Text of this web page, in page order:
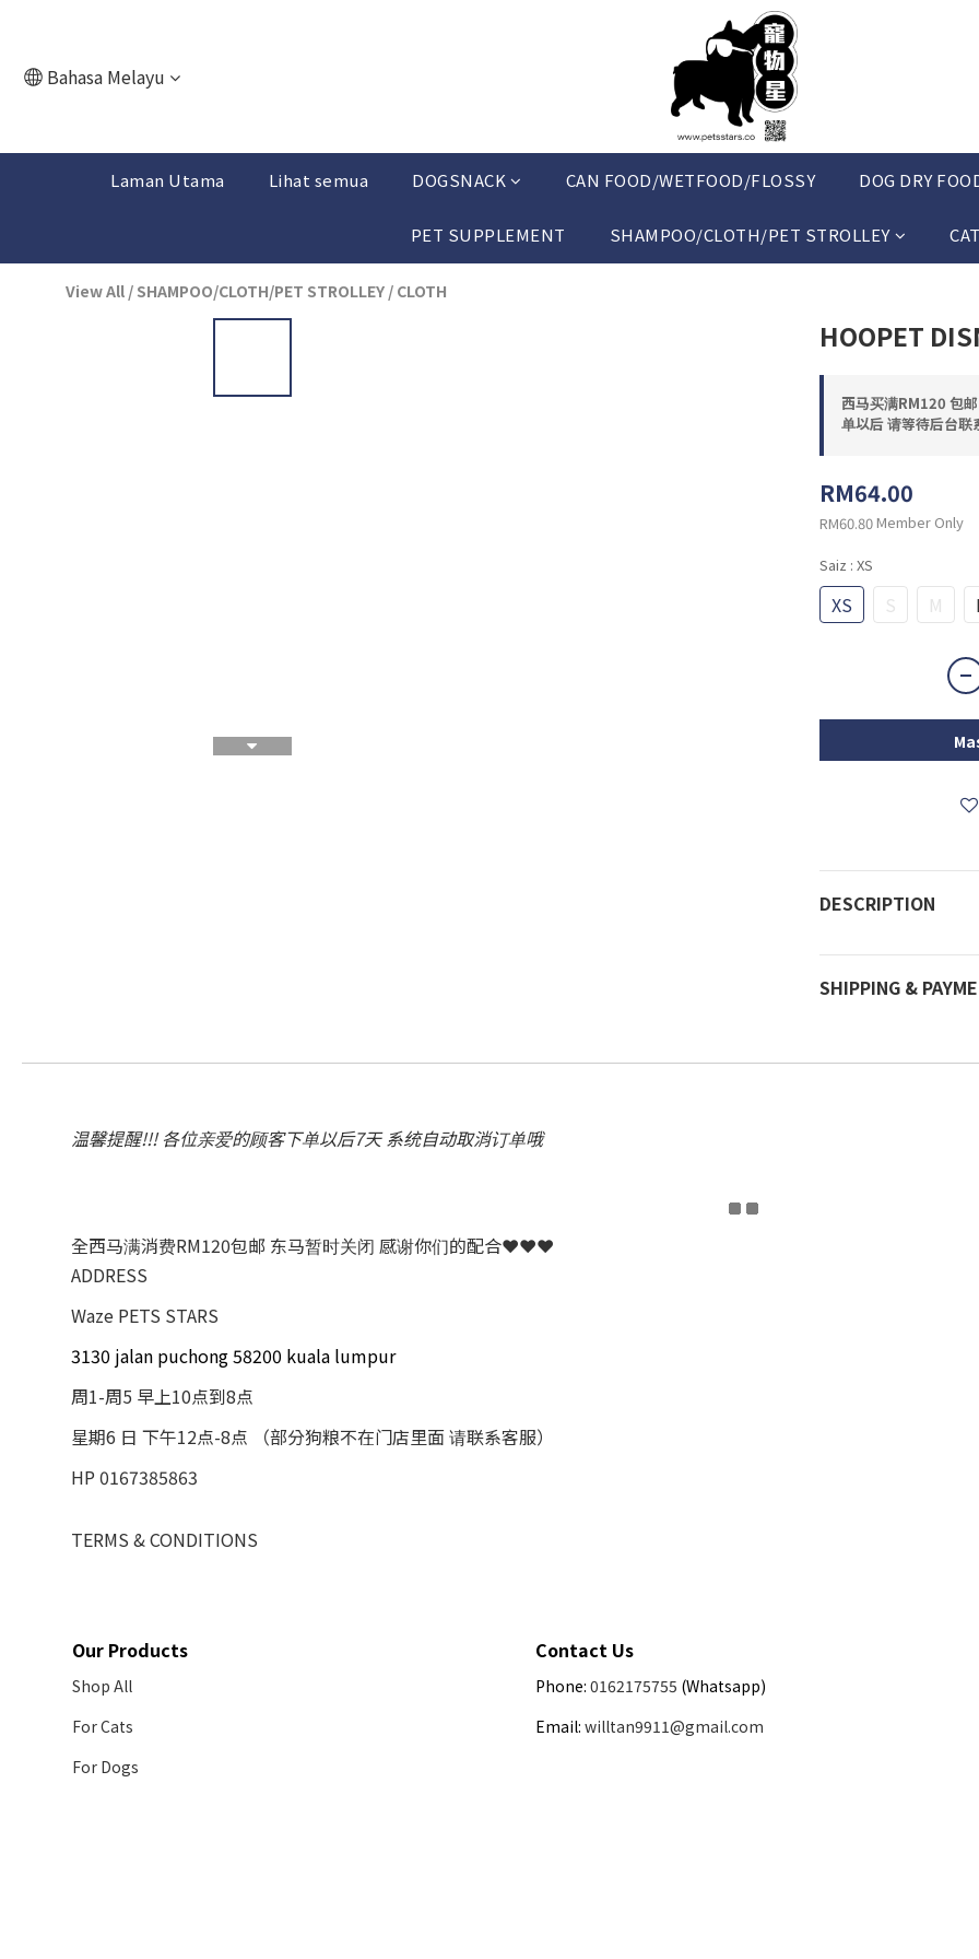
Bahasa Melayu
Laman Utama Lihat semua DOGSNACK CAN FOOD/WETFOOD/FLOSSY DOG DRY
PET SUPPLEMENT SHAMPOO/CLOTH/PET STROLLEY
View All / SHAMPOO/CLOTH/PET STROLLEY / CLOTH
HOOPET
西马买满RM120 包
单以后 请等待后台
RM64.00
RM60.80Member Only
Saiz : XS
XS S M
DESCRIPTION
SHIPPING &
温馨提醒!!! 各位亲爱的顾客下单以后7天 系统自动取消订单哦
全西马满消费RM120包邮 东马暂时关闭 感谢你们的配合❤❤❤
ADDRESS
Waze PETS STARS
3130 jalan puchong 58200 kuala lumpur
周1-周5 早上10点到8点
星期6 日 下午12点-8点 （部分狗粮不在门店里面 请联系客服）
HP 0167385863
TERMS & CONDITIONS
Our Products
Shop All
For Cats
For Dogs
Contact Us
Phone: 0162175755 (Whatsapp)
Email: willtan9911@gmail.com